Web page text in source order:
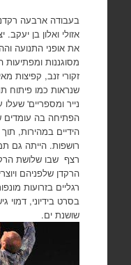
בעבודה ארבעה
אזולי ואלון בן
את אופני התנועה
מסוגננות
זקורי זנב, קפיצות
שנראות כמו פיתוח
נייר ומספריים'
הפתיחה בה עומדים
הידיים במהירות,
רושפות. הייתה גם
רצף שבו שלושת
הרקדן שלפניהם
רגליים בזרועות
בסרט בידיוני, דמוי
שושנת ים.